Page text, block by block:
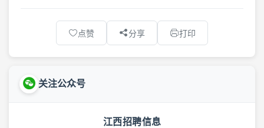
点赞 分享 打印
关注公众号
江西招聘信息